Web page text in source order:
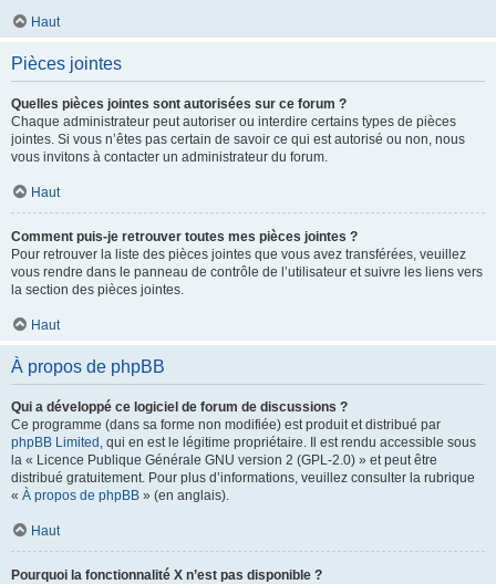
Haut
Pièces jointes
Quelles pièces jointes sont autorisées sur ce forum ?
Chaque administrateur peut autoriser ou interdire certains types de pièces
jointes. Si vous n’êtes pas certain de savoir ce qui est autorisé ou non, nous
vous invitons à contacter un administrateur du forum.
Haut
Comment puis-je retrouver toutes mes pièces jointes ?
Pour retrouver la liste des pièces jointes que vous avez transférées, veuillez
vous rendre dans le panneau de contrôle de l’utilisateur et suivre les liens vers
la section des pièces jointes.
Haut
À propos de phpBB
Qui a développé ce logiciel de forum de discussions ?
Ce programme (dans sa forme non modifiée) est produit et distribué par
phpBB Limited , qui en est le légitime propriétaire. Il est rendu accessible sous
la « Licence Publique Générale GNU version 2 (GPL-2.0) » et peut être
distribué gratuitement. Pour plus d’informations, veuillez consulter la rubrique
« À propos de phpBB » (en anglais).
Haut
Pourquoi la fonctionnalité X n’est pas disponible ?